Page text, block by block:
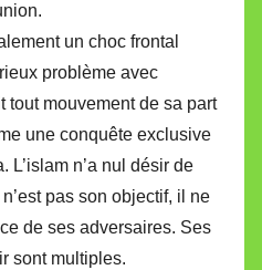
un choc frontal
problème avec
tout mouvement de sa part
une conquête exclusive
L’islam n’a nul désir de
pas son objectif, il ne
de ses adversaires. Ses
sont multiples.